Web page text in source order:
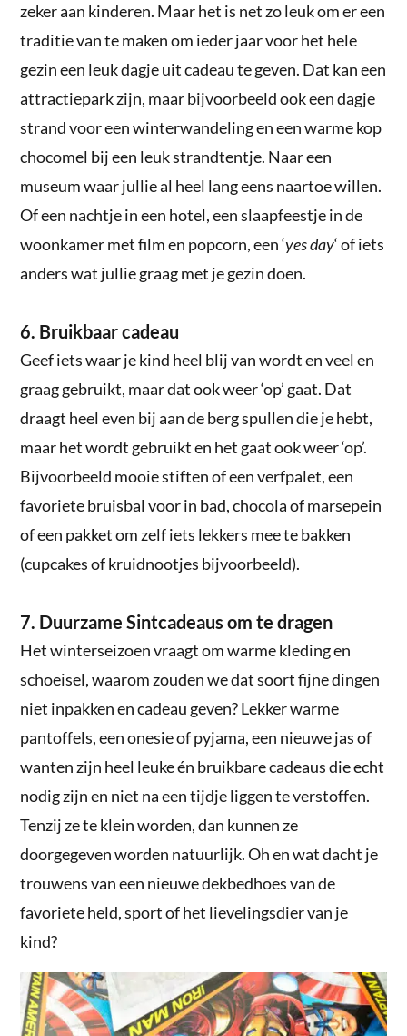
zeker aan kinderen. Maar het is net zo leuk om er een
traditie van te maken om ieder jaar voor het hele
gezin een leuk dagje uit cadeau te geven. Dat kan een
attractiepark zijn, maar bijvoorbeeld ook een dagje
strand voor een winterwandeling en een warme kop
chocomel bij een leuk strandtentje. Naar een
museum waar jullie al heel lang eens naartoe willen.
Of een nachtje in een hotel, een slaapfeestje in de
woonkamer met film en popcorn, een ‘yes day‘ of iets
anders wat jullie graag met je gezin doen.
6. Bruikbaar cadeau
Geef iets waar je kind heel blij van wordt en veel en
graag gebruikt, maar dat ook weer ‘op’ gaat. Dat
draagt heel even bij aan de berg spullen die je hebt,
maar het wordt gebruikt en het gaat ook weer ‘op’.
Bijvoorbeeld mooie stiften of een verfpalet, een
favoriete bruisbal voor in bad, chocola of marsepein
of een pakket om zelf iets lekkers mee te bakken
(cupcakes of kruidnootjes bijvoorbeeld).
7. Duurzame Sintcadeaus om te dragen
Het winterseizoen vraagt om warme kleding en
schoeisel, waarom zouden we dat soort fijne dingen
niet inpakken en cadeau geven? Lekker warme
pantoffels, een onesie of pyjama, een nieuwe jas of
wanten zijn heel leuke én bruikbare cadeaus die echt
nodig zijn en niet na een tijdje liggen te verstoffen.
Tenzij ze te klein worden, dan kunnen ze
doorgegeven worden natuurlijk. Oh en wat dacht je
trouwens van een nieuwe dekbedhoes van de
favoriete held, sport of het lievelingsdier van je
kind?